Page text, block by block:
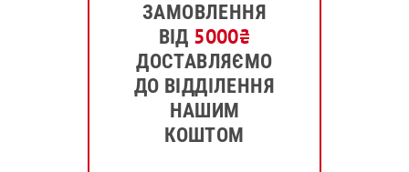
ЗАМОВЛЕННЯ
ВІД 5000₴
ДОСТАВЛЯЄМО
ДО ВІДДІЛЕННЯ
НАШИМ
КОШТОМ